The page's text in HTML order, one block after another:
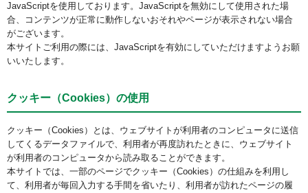
JavaScriptを使用しております。JavaScriptを無効にして使用された場
合、コンテンツが正常に動作しないおそれやページが表示されない場合
がございます。
本サイトご利用の際には、JavaScriptを有効にしていただけますようお願
いいたします。
クッキー（Cookies）の使用
クッキー（Cookies）とは、ウェブサイトが利用者のコンピュータに送信
してくるデータファイルで、利用者が再度訪れたときに、ウェブサイト
が利用者のコンピュータから読み取ることができます。
本サイトでは、一部のページでクッキー（Cookies）の仕組みを利用し
て、利用者が毎回入力する手間を省いたり、利用者が訪れたページの履